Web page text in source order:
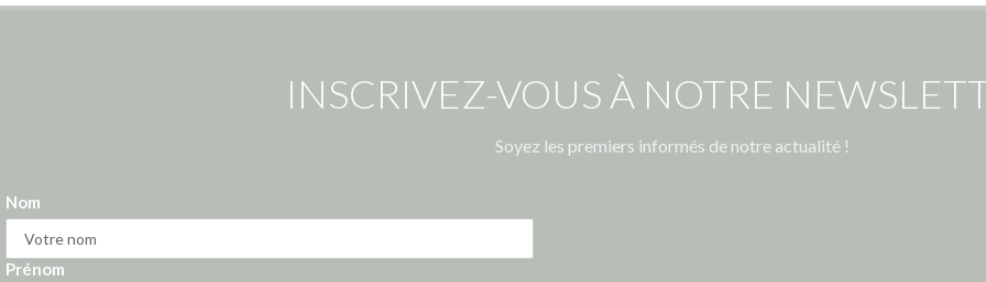
INSCRIVEZ-VOUS À NOTRE
Soyez les premiers informés de notre actualité !
Nom
Prénom